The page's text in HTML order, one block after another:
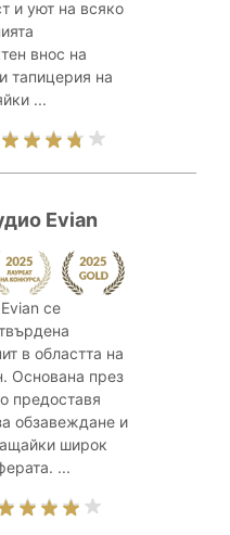
и уют на всяко
внос на
тапицерия на
...
Evian
се
в областта на
Основана през
предоставя
обзавеждане и
широк
...